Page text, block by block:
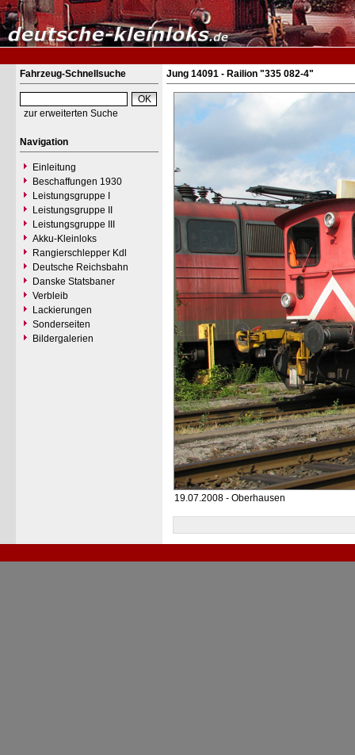
Fahrzeug-Schnellsuche
zur erweiterten Suche
Navigation
Einleitung
Beschaffungen 1930
Leistungsgruppe I
Leistungsgruppe II
Leistungsgruppe III
Akku-Kleinloks
Rangierschlepper Kdl
Deutsche Reichsbahn
Danske Statsbaner
Verbleib
Lackierungen
Sonderseiten
Bildergalerien
Jung 14091 - Railion "335 082-4"
19.07.2008 - Oberhausen